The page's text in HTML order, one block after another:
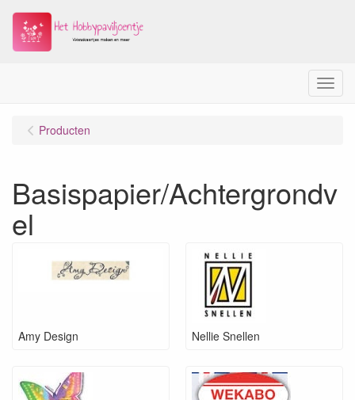
Menu
Producten
Basispapier/Achtergrondv
el
Amy Design Nellie Snellen